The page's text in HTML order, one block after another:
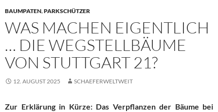
BAUMPATEN,PARKSCHÜTZER
WAS MACHEN EIGENTLICH
… DIE WEGSTELLBÄUME
VON STUTTGART 21?
12. AUGUST 2025 SCHAEFERWELTWEIT
Zur Erklärung in Kürze: Das Verpflanzen der Bäume bei